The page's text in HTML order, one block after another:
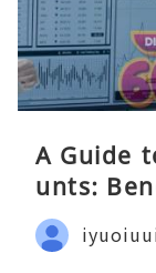
A Guide
unts: